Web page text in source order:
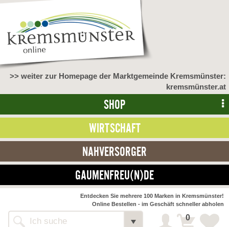
>> weiter zur Homepage der Marktgemeinde Kremsmünster:
kremsmünster.at
SHOP
WIRTSCHAFT
NAHVERSORGER
GAUMENFREU(N)DE
Shop
Entdecken Sie mehrere 100 Marken in Kremsmünster!
Online Bestellen - im Geschäft schneller abholen
0